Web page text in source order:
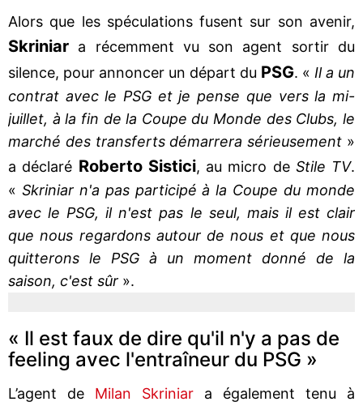
Alors que les spéculations fusent sur son avenir,
Skriniar a récemment vu son agent sortir du
silence, pour annoncer un départ du PSG. « Il a un
contrat avec le PSG et je pense que vers la mi-
juillet, à la fin de la Coupe du Monde des Clubs, le
marché des transferts démarrera sérieusement »
a déclaré Roberto Sistici, au micro de Stile TV.
« Skriniar n'a pas participé à la Coupe du monde
avec le PSG, il n'est pas le seul, mais il est clair
que nous regardons autour de nous et que nous
quitterons le PSG à un moment donné de la
saison, c'est sûr ».
« Il est faux de dire qu'il n'y a pas de
feeling avec l'entraîneur du PSG »
L’agent de Milan Skriniar a également tenu à